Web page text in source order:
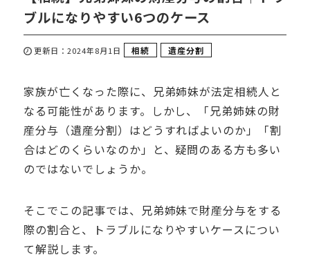
ブルになりやすい6つのケース
更新日：2024年8月1日 相続 遺産分割
家族が亡くなった際に、兄弟姉妹が法定相続人と
なる可能性があります。しかし、「兄弟姉妹の財
産分与（遺産分割）はどうすればよいのか」「割
合はどのくらいなのか」と、疑問のある方も多い
のではないでしょうか。
そこでこの記事では、兄弟姉妹で財産分与をする
際の割合と、トラブルになりやすいケースについ
て解説します。